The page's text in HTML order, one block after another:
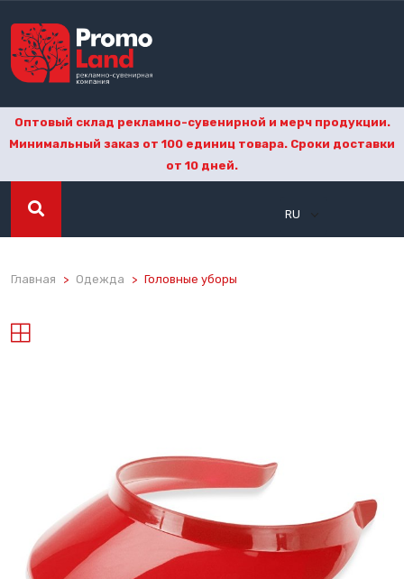
Оптовый склад рекламно-сувенирной и мерч продукции.
Минимальный заказ от 100 единиц товара. Сроки доставки
от 10 дней.
RU
Главная Одежда Головные уборы